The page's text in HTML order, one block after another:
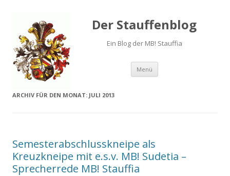
Der Stauffenblog
Ein Blog der MB! Stauffia
Menü
Springe zum Inhalt
ARCHIV FÜR DEN MONAT: JULI 2013
Semesterabschlusskneipe als
Kreuzkneipe mit e.s.v. MB! Sudetia –
Sprecherrede MB! Stauffia